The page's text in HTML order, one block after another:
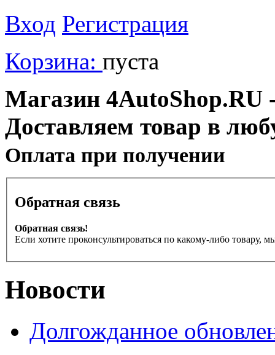
Вход Регистрация
Корзина: пуста
Магазин 4AutoShop.RU
Доставляем товар в
Оплата при получении
Обратная связь
Обратная связь!
Если хотите проконсультироваться по какому-либо товару,
Новости
Долгожданное